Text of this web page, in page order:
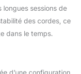
sessions de
des cordes, ce
dans le temps.
d’une configuration